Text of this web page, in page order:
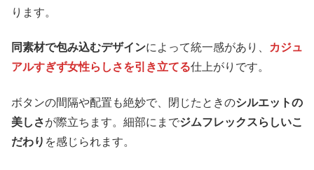
ります。
同素材で包み込むデザインによって統一感があり、 カジュ
アルすぎず女性らしさを引き立てる仕上がりです。
ボタンの間隔や配置も絶妙で、閉じたときのシルエットの
美しさが際立ちます。細部にまでジムフレックスらしいこ
だわり を感じられます。